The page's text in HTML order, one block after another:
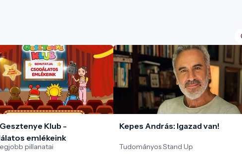
Klub -
emlékeink
pillanatai
Kepes András: Igazad van!
Tudományos Stand Up